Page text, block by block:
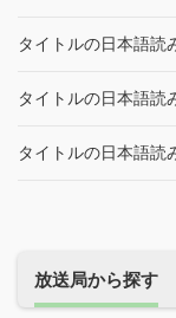
タイトルの日本語読
タイトルの日本語読
タイトルの日本語読
放送局から探す